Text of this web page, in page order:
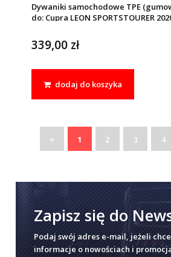
Dywaniki samochodowe TPE
do: Cupra LEON SPORTSTOURER
339,00 zł
dodaj do koszyka
« 1 2 3 4
Zapisz się do
Podaj swój adres e-mail, jeżeli
informacje o nowościach i